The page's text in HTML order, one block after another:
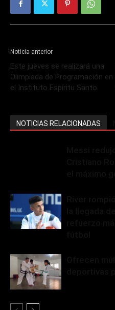
Noticia anterior
Este jueves se realizará una
Olimpiada de Programación en
el Instituto Espíritu Santo
NOTICIAS RELACIONADAS